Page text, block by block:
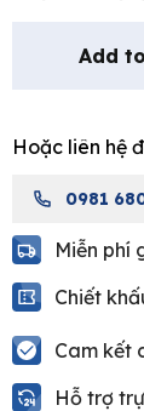
Add
Hoặc liên hệ
0981
Miễn phí
Chiết
Cam kết
Hỗ trợ